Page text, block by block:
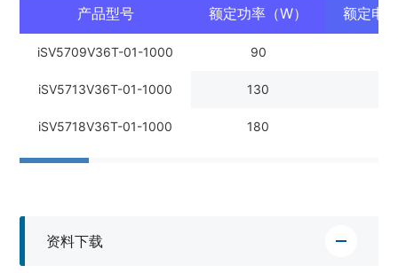
产品型号 额定功率（W） 额定电
iSV5709V36T-01-1000 90
iSV5713V36T-01-1000 130
iSV5718V36T-01-1000 180
资料下载